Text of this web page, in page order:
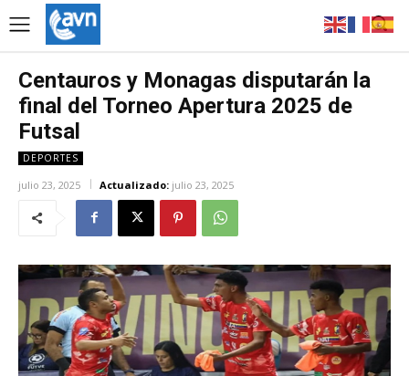
Centauros y Monagas disputarán la
final del Torneo Apertura 2025 de
Futsal
DEPORTES
julio 23, 2025 Actualizado: julio 23, 2025